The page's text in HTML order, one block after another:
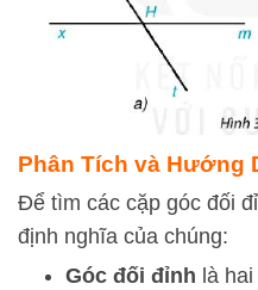
Phân Tích và Hướng
Để tìm các cặp góc đối
định nghĩa của chúng:
Góc đối đỉnh là